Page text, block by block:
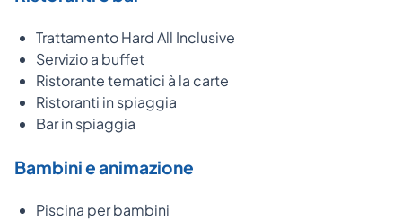
Trattamento Hard All Inclusive
Servizio a buffet
Ristorante tematici à la carte
Ristoranti in spiaggia
Bar in spiaggia
Bambini e animazione
Piscina per bambini